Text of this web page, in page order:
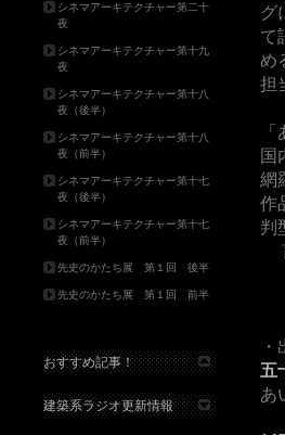
グ
て
め
担
国
網
作
判
五
あ
シネマアーキテクチャー第二十
夜
シネマアーキテクチャー第十九
夜
シネマアーキテクチャー第十八
夜（後半）
シネマアーキテクチャー第十八
夜（前半）
シネマアーキテクチャー第十七
夜（後半）
シネマアーキテクチャー第十七
夜（前半）
先史のかたち展 第１回 後半
先史のかたち展 第１回 前半
おすすめ記事！
建築系ラジオ更新情報